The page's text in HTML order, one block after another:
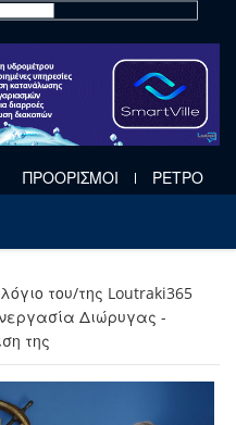
ΠΡΟΟΡΙΣΜΟΙ ΡΕΤΡΟ
του/της Loutraki365
Διώρυγας -
της